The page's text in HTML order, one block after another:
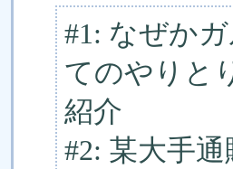
#1: なぜか
てのやりと
紹介
#2: 某大手通